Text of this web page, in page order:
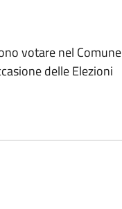
votare nel
delle Elezioni